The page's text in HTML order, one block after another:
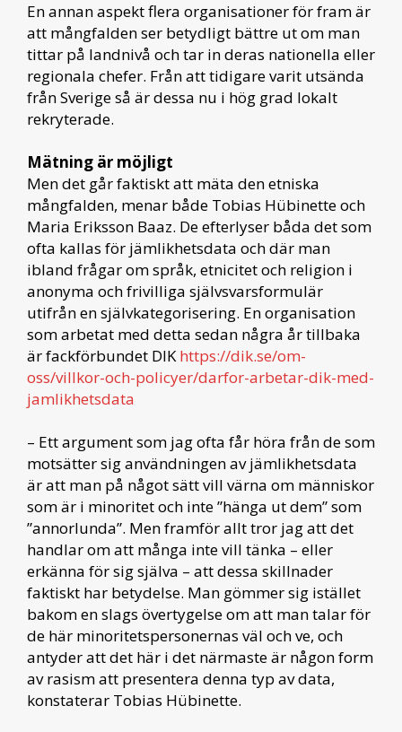
En annan aspekt flera organisationer för fram är
att mångfalden ser betydligt bättre ut om man
tittar på landnivå och tar in deras nationella eller
regionala chefer. Från att tidigare varit utsända
från Sverige så är dessa nu i hög grad lokalt
rekryterade.
Mätning är möjligt
Men det går faktiskt att mäta den etniska
mångfalden, menar både Tobias Hübinette och
Maria Eriksson Baaz. De efterlyser båda det som
ofta kallas för jämlikhetsdata och där man
ibland frågar om språk, etnicitet och religion i
anonyma och frivilliga självsvarsformulär
utifrån en självkategorisering. En organisation
som arbetat med detta sedan några år tillbaka
är fackförbundet DIKhttps://dik.se/om-
oss/villkor-och-policyer/darfor-arbetar-dik-med-
jamlikhetsdata
– Ett argument som jag ofta får höra från de som
motsätter sig användningen av jämlikhetsdata
är att man på något sätt vill värna om människor
som är i minoritet och inte ”hänga ut dem” som
”annorlunda”. Men framför allt tror jag att det
handlar om att många inte vill tänka – eller
erkänna för sig själva – att dessa skillnader
faktiskt har betydelse. Man gömmer sig istället
bakom en slags övertygelse om att man talar för
de här minoritetspersonernas väl och ve, och
antyder att det här i det närmaste är någon form
av rasism att presentera denna typ av data,
konstaterar Tobias Hübinette.